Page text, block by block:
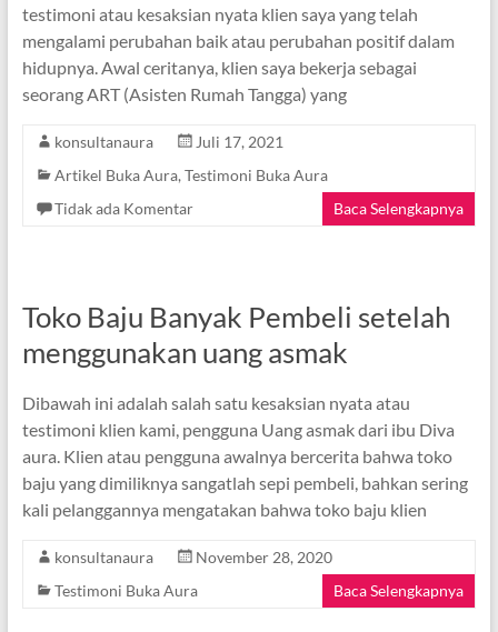
testimoni atau kesaksian nyata klien saya yang telah
mengalami perubahan baik atau perubahan positif dalam
hidupnya. Awal ceritanya, klien saya bekerja sebagai
seorang ART (Asisten Rumah Tangga) yang
konsultanaura
Juli 17, 2021
Artikel Buka Aura, Testimoni Buka Aura
Tidak ada Komentar
Baca Selengkapnya
Toko Baju Banyak Pembeli setelah
menggunakan uang asmak
Dibawah ini adalah salah satu kesaksian nyata atau
testimoni klien kami, pengguna Uang asmak dari ibu Diva
aura. Klien atau pengguna awalnya bercerita bahwa toko
baju yang dimiliknya sangatlah sepi pembeli, bahkan sering
kali pelanggannya mengatakan bahwa toko baju klien
konsultanaura
November 28, 2020
Testimoni Buka Aura
Baca Selengkapnya